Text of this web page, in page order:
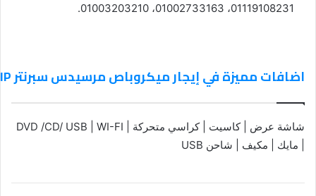
01119108231، 01002733163، 01003203210.
اضافات مميزة في إيجار ميكروباص مرسيدس سبرنتر VIP بالقرب من الأهرامات: “المتحف الكبير” يفتح أبوابه.. دليل شامل للزيارة وتجربة العرض المتحفي.
شاشة عرض | كاسيت | كراسي متحركة | DVD /CD/ USB | WI-FI
| مايك | مكيف | شاحن USB